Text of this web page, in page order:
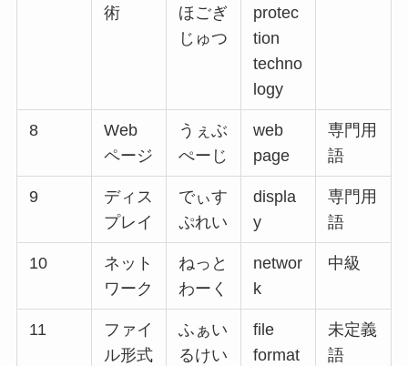
術
ほごぎ
じゅつ
protec
tion
techno
logy
8
Web
ページ
うぇぶ
ぺーじ
web
page
専門用
語
9
ディス
プレイ
でぃす
ぷれい
displa
y
専門用
語
10
ネット
ワーク
ねっと
わーく
networ
k
中級
11
ファイ
ル形式
ふぁい
るけい
file
format
未定義
語